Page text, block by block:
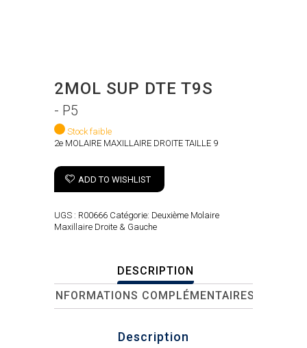
2MOL SUP DTE T9S
- P5
Stock faible
2e MOLAIRE MAXILLAIRE DROITE TAILLE 9
ADD TO WISHLIST
UGS : R00666 Catégorie: Deuxième Molaire
Maxillaire Droite & Gauche
DESCRIPTION
INFORMATIONS COMPLÉMENTAIRES
Description